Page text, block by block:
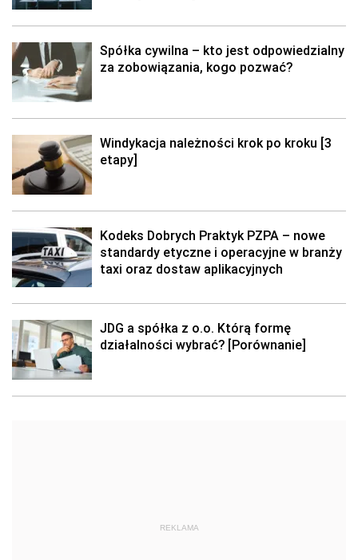
Spółka cywilna – kto jest odpowiedzialny
za zobowiązania, kogo pozwać?
Windykacja należności krok po kroku [3
etapy]
Kodeks Dobrych Praktyk PZPA – nowe
standardy etyczne i operacyjne w branży
taxi oraz dostaw aplikacyjnych
JDG a spółka z o.o. Którą formę
działalności wybrać? [Porównanie]
REKLAMA